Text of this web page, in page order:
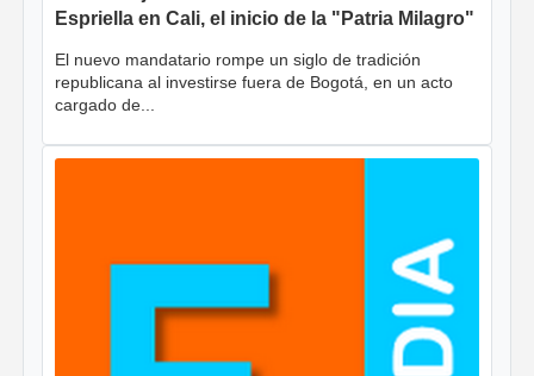
Espriella en Cali, el inicio de la "Patria Milagro"
El nuevo mandatario rompe un siglo de tradición
republicana al investirse fuera de Bogotá, en un acto
cargado de...